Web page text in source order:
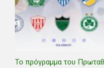
Το πρόγραμμα του